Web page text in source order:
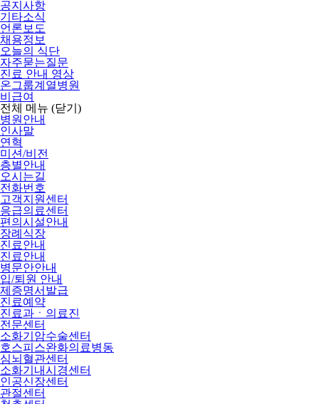
공지사항
기타소식
언론보도
채용정보
오늘의 식단
자주묻는질문
진료 안내 영상
온그룹계열병원
비급여
전체 메뉴 (닫기)
병원안내
인사말
연혁
미션/비전
층별안내
오시는길
전화번호
고객지원센터
응급의료센터
편의시설안내
장례식장
진료안내
진료안내
병문안안내
입/퇴원 안내
제증명서발급
진료예약
진료과ㆍ의료진
전문센터
소화기암수술센터
호스피스완화의료병동
심뇌혈관센터
소화기내시경센터
인공신장센터
관절센터